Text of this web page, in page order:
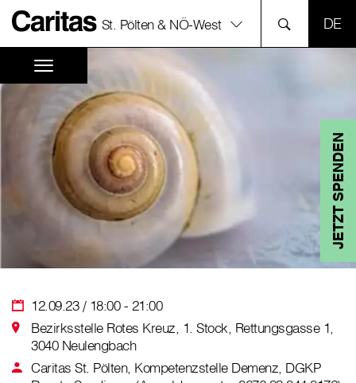
St. Pölten & NÖ-West
JETZT SPENDEN
12.09.23 / 18:00 - 21:00
Bezirksstelle Rotes Kreuz, 1. Stock, Rettungsgasse 1,
3040 Neulengbach
Caritas St. Pölten, Kompetenzstelle Demenz, DGKP